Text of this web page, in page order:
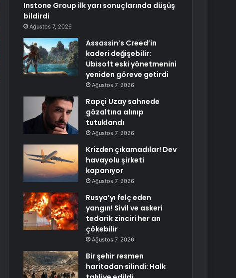
Instone Group ilk yarı sonuçlarında düşüş
bildirdi
Ağustos 7, 2026
Assassin’s Creed’in
kaderi değişebilir:
Ubisoft eski yönetmenini
yeniden göreve getirdi
Ağustos 7, 2026
Rapçi Uzay sahnede
gözaltına alınıp
tutuklandı
Ağustos 7, 2026
Krizden çıkamadılar! Dev
havayolu şirketi
kapanıyor
Ağustos 7, 2026
Rusya’yı felç eden
yangın! Sivil ve askeri
tedarik zinciri her an
çökebilir
Ağustos 7, 2026
Bir şehir resmen
haritadan silindi: Halk